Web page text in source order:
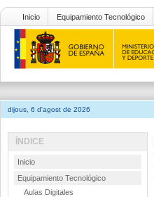
Inicio Equipamiento Tecnológico
dijous, 6 d'agost de 2026
ÍNDICE
Inicio
Equipamiento Tecnológico
Aulas Digitales